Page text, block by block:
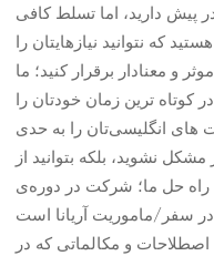
پیش دارید، اما تسلط کافی
که نتوانید نیازهایتان را
و معنادار برقرار کنید؛ ما
کوتاه ترین زمان خودتان را
های انگلیسی‌تان را به حدی
نشوید، بلکه بتوانید از
راه حل ما؛ شرکت در دوره‌ی
و مکالماتی که در